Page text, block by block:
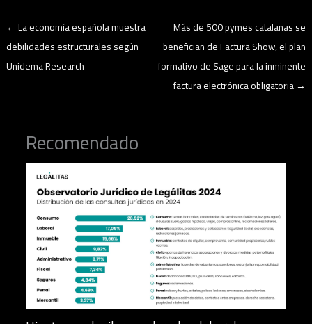
←La economía española muestra
debilidades estructurales según
Unidema Research
Más de 500 pymes catalanas se
benefician de Factura Show, el plan
formativo de Sage para la inminente
factura electrónica obligatoria→
Recomendado